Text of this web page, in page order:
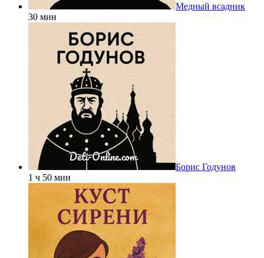
Медный всадник
30 мин
Борис Годунов
1 ч 50 мин